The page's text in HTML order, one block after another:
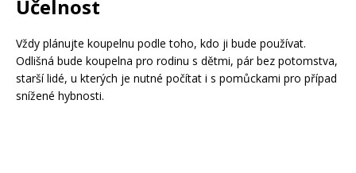
Účelnost
Vždy plánujte koupelnu podle toho, kdo ji bude používat.
Odlišná bude koupelna pro rodinu s dětmi, pár bez potomstva,
starší lidé, u kterých je nutné počítat i s pomůckami pro případ
snížené hybnosti.